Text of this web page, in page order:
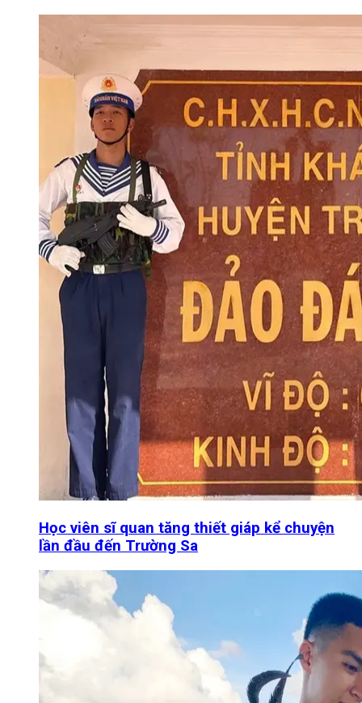
Học viên sĩ quan tăng thiết giáp kể chuyện
lần đầu đến Trường Sa